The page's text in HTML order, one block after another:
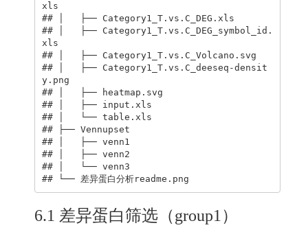
xls
## │   ├── Category1_T.vs.C_DEG.xls
## │   ├── Category1_T.vs.C_DEG_symbol_id.
xls
## │   ├── Category1_T.vs.C_Volcano.svg
## │   ├── Category1_T.vs.C_deeseq-densit
y.png
## │   ├── heatmap.svg
## │   ├── input.xls
## │   └── table.xls
## ├── Vennupset
## │   ├── venn1
## │   ├── venn2
## │   └── venn3
## └── 差异蛋白分析readme.png
6.1 差异蛋白筛选（group1）